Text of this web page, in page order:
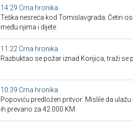
14:29 Crna hronika
Teška nesreća kod Tomislavgrada: Četiri
među njima i dijete
11:22 Crna hronika
Razbuktao se požar iznad Konjica, traži se
10:39 Crna hronika
Popoviću predložen pritvor: Mislile da ulažu
ih prevario za 42.000 KM